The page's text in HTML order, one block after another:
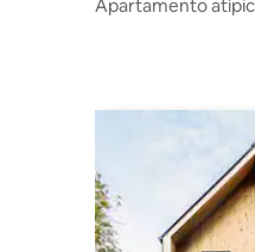
Apartamento